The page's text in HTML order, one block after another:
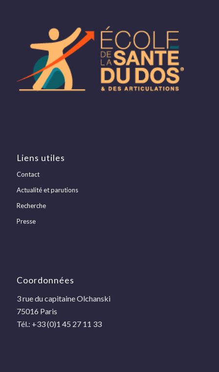
Liens utiles
Contact
Actualité et parutions
Recherche
Presse
Coordonnées
3 rue du capitaine Olchanski
75016 Paris
Tél.: +33 (0)1 45 27 11 33